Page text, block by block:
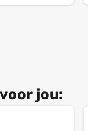
jou: